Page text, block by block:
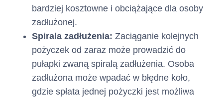
Czas obowiązywania
umowy :
Umowa zostaje zawarta na
sześćdziesięciu) dni z
możliwością jej
automatycznego
dniowe okresy kredytowania, o
ile Klient lub Kredytodawca nie
bardziej kosztowne i obciążające dla osoby
zadłużonej.
Spirala zadłużenia: Zaciąganie kolejnych
pożyczek od zaraz może prowadzić do
pułapki zwaną spiralą zadłużenia. Osoba
zadłużona może wpadać w błędne koło,
gdzie spłata jednej pożyczki jest możliwa